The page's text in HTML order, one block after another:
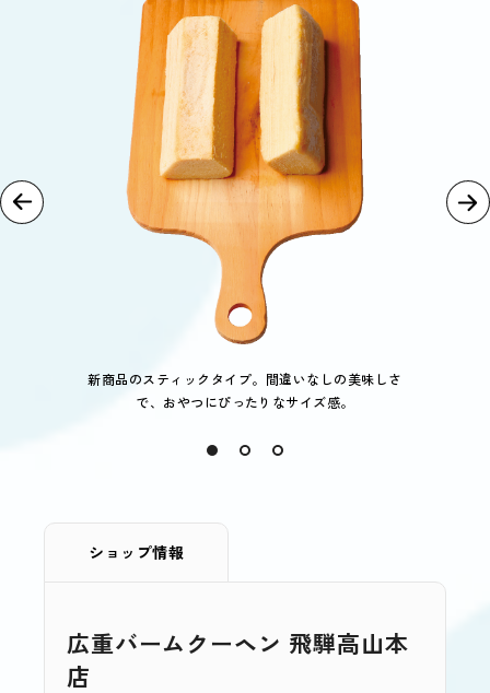
新商品のスティックタイプ。間違いなしの美味しさ
で、おやつにぴったりなサイズ感。
ショップ情報
広重バームクーヘン 飛騨高山本
店